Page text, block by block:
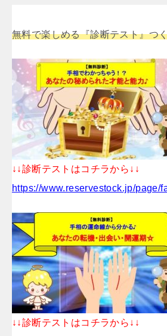
無料で楽しめる『診断テスト』つ
↓↓診断テストはコチラから↓↓
https://www.reservestock.jp/page/
↓↓診断テストはコチラから↓↓